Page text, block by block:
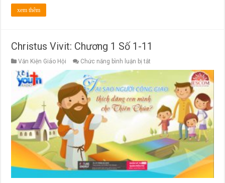
xem thêm
Christus Vivit: Chương 1 Số 1-11
Văn Kiện Giáo Hội Chức năng bình luận bị tắt
Chương
1
Số
1-
11